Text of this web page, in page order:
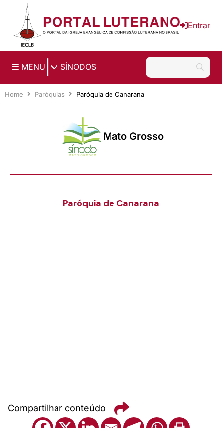
Ir para o conteúdo principal
Entrar
MENU SÍNODOS
Home Paróquias Paróquia de Canarana
Mato Grosso
Paróquia de Canarana
Compartilhar conteúdo